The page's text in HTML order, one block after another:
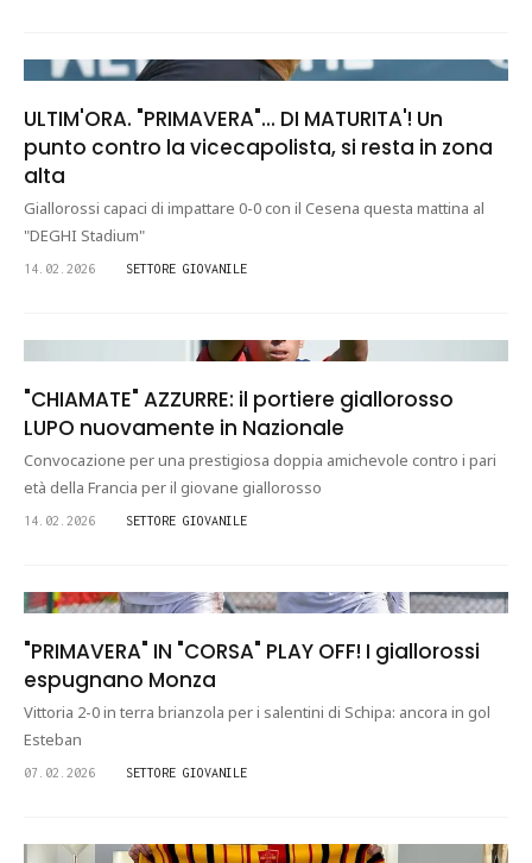
ULTIM'ORA. "PRIMAVERA"... DI MATURITA'! Un
punto contro la vicecapolista, si resta in zona
alta
Giallorossi capaci di impattare 0-0 con il Cesena questa mattina al
"DEGHI Stadium"
14.02.2026 SETTORE GIOVANILE
"CHIAMATE" AZZURRE: il portiere giallorosso
LUPO nuovamente in Nazionale
Convocazione per una prestigiosa doppia amichevole contro i pari
età della Francia per il giovane giallorosso
14.02.2026 SETTORE GIOVANILE
"PRIMAVERA" IN "CORSA" PLAY OFF! I giallorossi
espugnano Monza
Vittoria 2-0 in terra brianzola per i salentini di Schipa: ancora in gol
Esteban
07.02.2026 SETTORE GIOVANILE